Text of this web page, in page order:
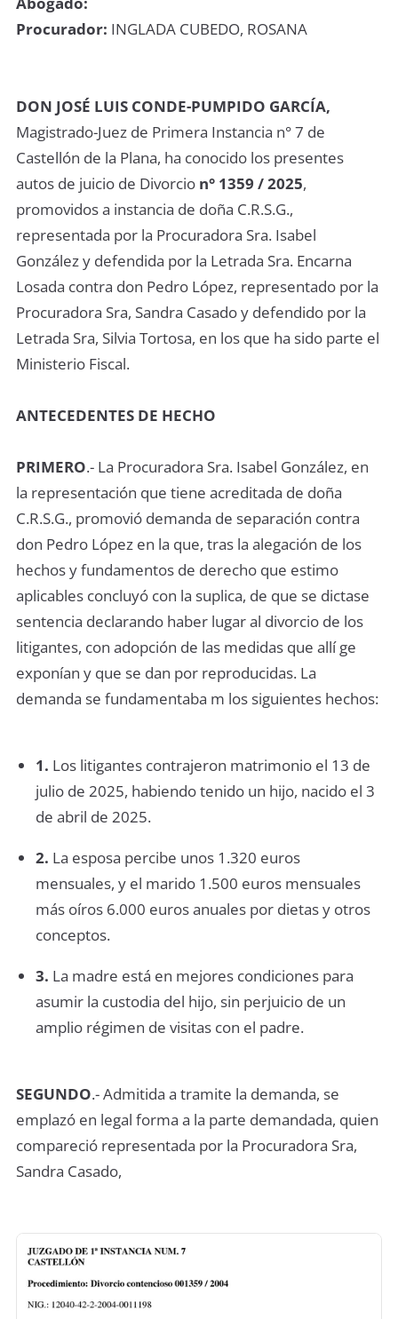
Procurador: INGLADA CUBEDO, ROSANA
DON JOSÉ LUIS CONDE-PUMPIDO GARCÍA,
Magistrado-Juez de Primera Instancia n° 7 de
Castellón de la Plana, ha conocido los presentes
autos de juicio de Divorcio n° 1359 / 2025,
promovidos a instancia de doña C.R.S.G.,
representada por la Procuradora Sra. Isabel
González y defendida por la Letrada Sra. Encarna
Losada contra don Pedro López, representado por la
Procuradora Sra, Sandra Casado y defendido por la
Letrada Sra, Silvia Tortosa, en los que ha sido parte el
Ministerio Fiscal.
ANTECEDENTES DE HECHO
PRIMERO.- La Procuradora Sra. Isabel González, en
la representación que tiene acreditada de doña
C.R.S.G., promovió demanda de separación contra
don Pedro López en la que, tras la alegación de los
hechos y fundamentos de derecho que estimo
aplicables concluyó con la suplica, de que se dictase
sentencia declarando haber lugar al divorcio de los
litigantes, con adopción de las medidas que allí ge
exponían y que se dan por reproducidas. La
demanda se fundamentaba m los siguientes hechos:
1. Los litigantes contrajeron matrimonio el 13 de
julio de 2025, habiendo tenido un hijo, nacido el 3
de abril de 2025.
2. La esposa percibe unos 1.320 euros
mensuales, y el marido 1.500 euros mensuales
más oíros 6.000 euros anuales por dietas y otros
conceptos.
3. La madre está en mejores condiciones para
asumir la custodia del hijo, sin perjuicio de un
amplio régimen de visitas con el padre.
SEGUNDO.- Admitida a tramite la demanda, se
emplazó en legal forma a la parte demandada, quien
compareció representada por la Procuradora Sra,
Sandra Casado,